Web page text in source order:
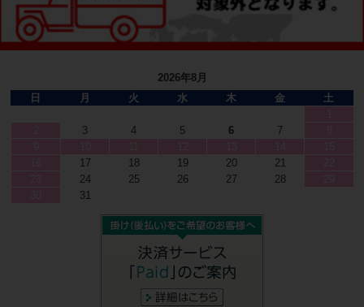
2026年8月
日
月 火 水 木 金
土
3 4 5 6 7
17 18 19 20 21
24 25 26 27 28
31